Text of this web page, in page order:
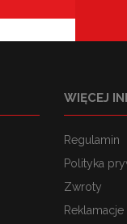
WIĘCEJ
Regulamin
Polityka
Zwroty
Reklamacje